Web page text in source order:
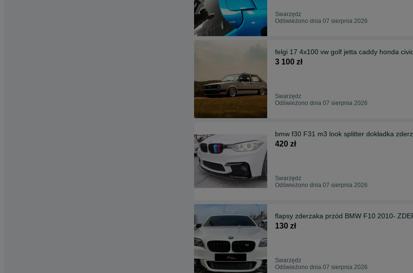
Swarzędz
Odświeżono dnia 07 sierpnia 2026
felgi 17 4x100 vw golf jetta caddy honda
3 100 zł
Swarzędz
Odświeżono dnia 07 sierpnia 2026
bmw f30 F31 m3 look splitter dokładka
420 zł
Swarzędz
Odświeżono dnia 07 sierpnia 2026
flapsy zderzaka przód BMW F10 2010-
130 zł
Swarzędz
Odświeżono dnia 07 sierpnia 2026